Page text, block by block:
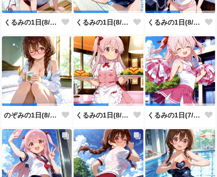
くるみの1日(8/5投稿分) くるみの1日(8/4投稿分) くるみの1日(8/3投稿分)
のぞみの1日(8/2投稿分) くるみの1日(8/1投稿分) くるみの1日(7/31投稿分)